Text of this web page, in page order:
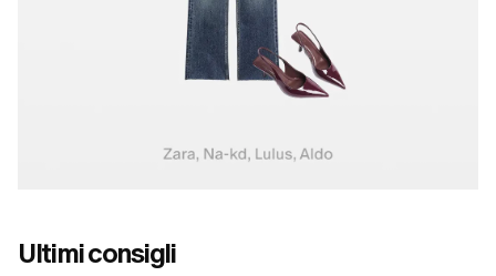
Ultimi consigli